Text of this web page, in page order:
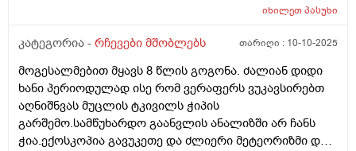
ყვირილზე გადავედი,არასასიამოვნოა მისი ეს ქცევა..
იხილეთპასუხი
კატეგორია - რჩევები მშობლებს თარიღი : 10-10-2025
მოგესალმებით მყავს 8 წლის გოგონა. ძალიან დიდი
ხანი პერიოდულად ისე რომ ვერაფერს ვუკავსირებთ
აღნიშნვას მუცლის ტკივილს ჭიპის
გარშემო.სამწუხარდო გაანვლის ანალიზში არ ჩანს
ჭია.ექოსკოპია გავუკეთე და ძლიერი მეტეორიზმი და